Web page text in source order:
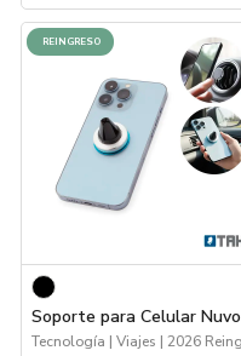
REINGRESO
Soporte para Celular Nuvo